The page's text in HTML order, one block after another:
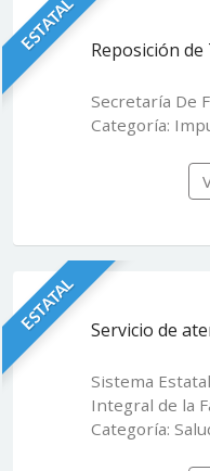
ESTATAL Reposición
Secretaría De
Categoría:
ESTATAL Servicio de
Sistema
Integral de la
Categoría: